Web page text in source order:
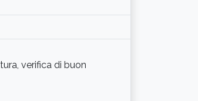
verifica di buon